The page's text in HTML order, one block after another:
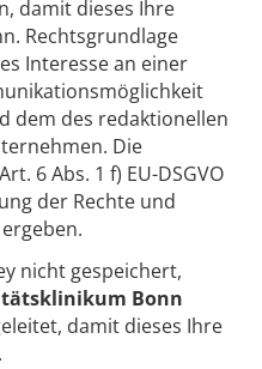
damit dieses Ihre
Rechtsgrundlage
Interesse an einer
dem des redaktionellen
Die
6 Abs. 1 f) EU-DSGVO
der Rechte und
nicht gespeichert,
Bonn
damit dieses Ihre